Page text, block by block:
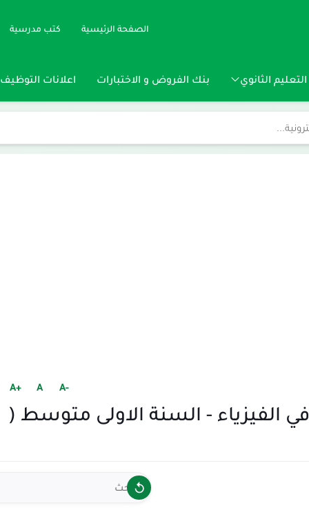
الصفحة الرئيسية كتب مدرسية
التعليم الثانوي بنك الفروض و الاختبارات اعلانات التوظيف
+A A -A
حل تمرين 9 و 10 و 11 ص 20 في الفيزياء - السنة الاولى متوسط (